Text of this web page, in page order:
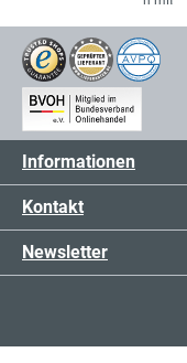
Informationen
Kontakt
Newsletter